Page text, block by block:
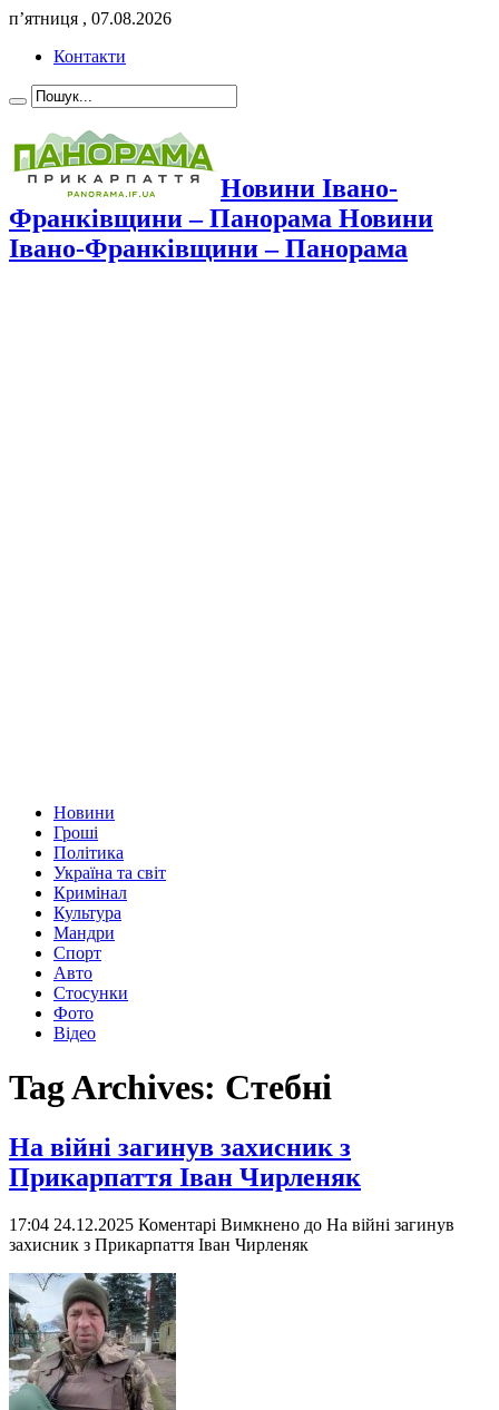
п’ятниця , 07.08.2026
Контакти
Новини Івано-
Франківщини – Панорама Новини
Івано-Франківщини – Панорама
Новини
Гроші
Політика
Україна та світ
Кримінал
Культура
Мандри
Спорт
Авто
Стосунки
Фото
Відео
Tag Archives: Стебні
На війні загинув захисник з
Прикарпаття Іван Чирленяк
17:04 24.12.2025 Коментарі Вимкнено до На війні загинув
захисник з Прикарпаття Іван Чирленяк